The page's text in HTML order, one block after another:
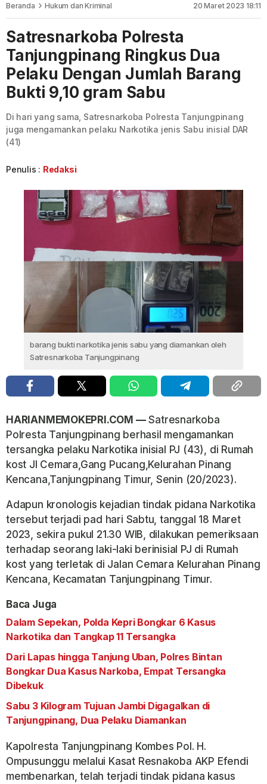
Beranda Hukum dan Kriminal 20 Maret 2023 18:11
Satresnarkoba Polresta
Tanjungpinang Ringkus Dua
Pelaku Dengan Jumlah Barang
Bukti 9,10 gram Sabu
Di hari yang sama, Satresnarkoba Polresta Tanjungpinang
juga mengamankan pelaku Narkotika jenis Sabu inisial DAR
(41)
Penulis : Redaksi
barang bukti narkotika jenis sabu yang diamankan oleh
Satresnarkoba Tanjungpinang
HARIANMEMOKEPRI.COM —Satresnarkoba
Polresta Tanjungpinang berhasil mengamankan
tersangka pelaku Narkotika inisial PJ (43), di Rumah
kost Jl Cemara,Gang Pucang,Kelurahan Pinang
Kencana,Tanjungpinang Timur, Senin (20/2023).
Adapun kronologis kejadian tindak pidana Narkotika
tersebut terjadi pad hari Sabtu, tanggal 18 Maret
2023, sekira pukul 21.30 WIB, dilakukan pemeriksaan
terhadap seorang laki-laki berinisial PJ di Rumah
kost yang terletak di Jalan Cemara Kelurahan Pinang
Kencana, Kecamatan Tanjungpinang Timur.
Baca Juga
Dalam Sepekan, Polda Kepri Bongkar 6 Kasus
Narkotika dan Tangkap 11 Tersangka
Dari Lapas hingga Tanjung Uban, Polres Bintan
Bongkar Dua Kasus Narkoba, Empat Tersangka
Dibekuk
Sabu 3 Kilogram Tujuan Jambi Digagalkan di
Tanjungpinang, Dua Pelaku Diamankan
Kapolresta Tanjungpinang Kombes Pol. H.
Ompusunggu melalui Kasat Resnakoba AKP Efendi
membenarkan, telah terjadi tindak pidana kasus